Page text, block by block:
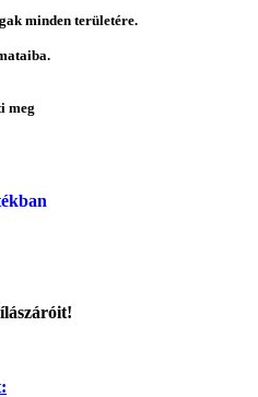
minden területére.
meg